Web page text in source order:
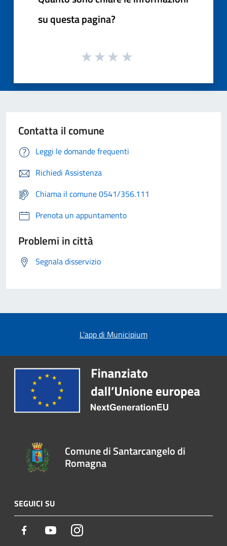
su questa pagina?
Contatta il comune
Leggi le domande frequenti
Richiedi Assistenza
Chiama il comune 0541/356.111
Prenota un appuntamento
Problemi in città
Segnala disservizio
L'app di Municipium
Comune di Santarcangelo di
Romagna
SEGUICI SU
Facebook YoutubeInstagram